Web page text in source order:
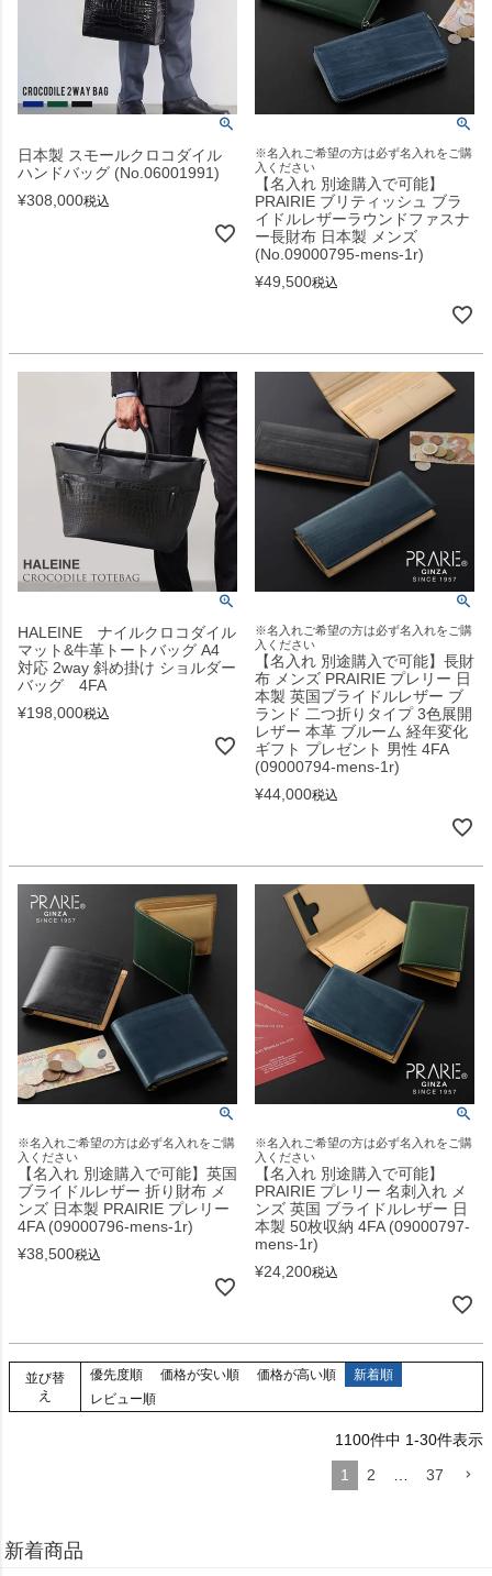
日本製 スモールクロコダイル
ハンドバッグ (No.06001991)
¥308,000税込
※名入れご希望の方は必ず名入れをご購
入ください
【名入れ 別途購入で可能】
PRAIRIE ブリティッシュ ブラ
イドルレザーラウンドファスナ
ー長財布 日本製 メンズ
(No.09000795-mens-1r)
¥49,500税込
HALEINE ナイルクロコダイル
マット&牛革トートバッグ A4
対応 2way 斜め掛け ショルダー
バッグ 4FA
¥198,000税込
※名入れご希望の方は必ず名入れをご購
入ください
【名入れ 別途購入で可能】長財
布 メンズ PRAIRIE プレリー 日
本製 英国ブライドルレザー ブ
ランド 二つ折りタイプ 3色展開
レザー 本革 ブルーム 経年変化
ギフト プレゼント 男性 4FA
(09000794-mens-1r)
¥44,000税込
※名入れご希望の方は必ず名入れをご購
入ください
【名入れ 別途購入で可能】英国
ブライドルレザー 折り財布 メ
ンズ 日本製 PRAIRIE プレリー
4FA (09000796-mens-1r)
¥38,500税込
※名入れご希望の方は必ず名入れをご購
入ください
【名入れ 別途購入で可能】
PRAIRIE プレリー 名刺入れ メ
ンズ 英国 ブライドルレザー 日
本製 50枚収納 4FA (09000797-
mens-1r)
¥24,200税込
並び替
え
優先度順 価格が安い順 価格が高い順
新着順
レビュー順
1100件中 1-30件表示
1
2 37
新着商品